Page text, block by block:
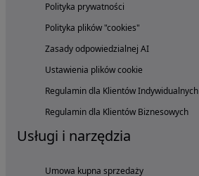
Polityka prywatności
Polityka plików "cookies"
Zasady odpowiedzialnej AI
Ustawienia plików cookie
Regulamin dla Klientów Indywidualnych
Regulamin dla Klientów Biznesowych
Usługi i narzędzia
Umowa kupna sprzedaży